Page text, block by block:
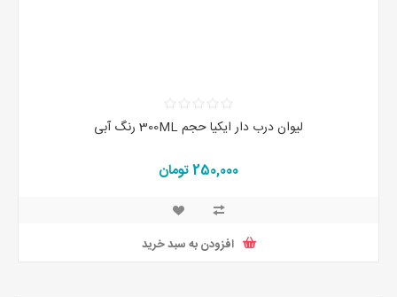
لیوان درب دار ایکیا حجم 300ML رنگ آبی
250,000 تومان
افزودن به سبد خرید